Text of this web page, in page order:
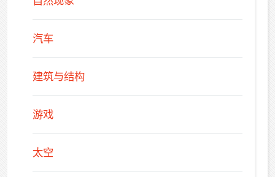
汽车
建筑与结构
游戏
太空